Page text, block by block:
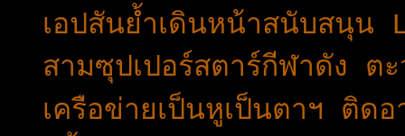
เอปสันย้ำเดินหน้าสนับสนุน
สามซุปเปอร์สตาร์กีฬาดัง
เครือข่ายเป็นหูเป็นตาฯ ติด